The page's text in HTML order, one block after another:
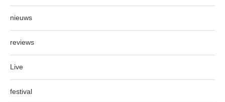
nieuws
reviews
Live
festival